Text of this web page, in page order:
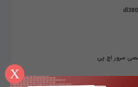
X
سرور اچ پی